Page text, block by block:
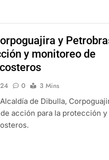
y
y monitoreo de
0
3 Mins
de Dibulla,
acción para la protección